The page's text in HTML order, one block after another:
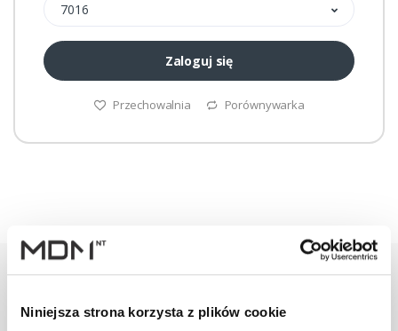
Niniejsza strona korzysta z plików cookie
7016
Zaloguj się
Przechowalnia Porównywarka
Warianty Opis Specyfikacja